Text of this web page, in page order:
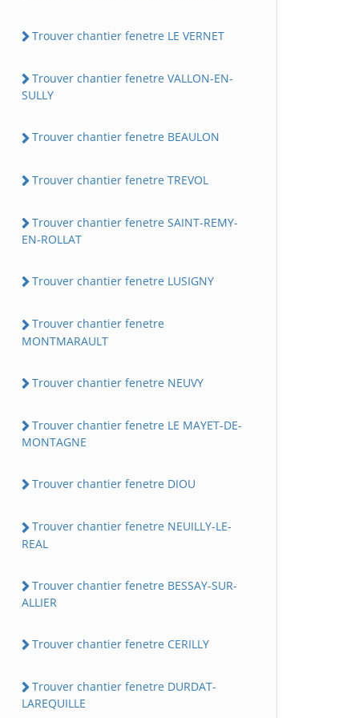
Trouver chantier fenetre LE VERNET
Trouver chantier fenetre VALLON-EN-
SULLY
Trouver chantier fenetre BEAULON
Trouver chantier fenetre TREVOL
Trouver chantier fenetre SAINT-REMY-
EN-ROLLAT
Trouver chantier fenetre LUSIGNY
Trouver chantier fenetre
MONTMARAULT
Trouver chantier fenetre NEUVY
Trouver chantier fenetre LE MAYET-DE-
MONTAGNE
Trouver chantier fenetre DIOU
Trouver chantier fenetre NEUILLY-LE-
REAL
Trouver chantier fenetre BESSAY-SUR-
ALLIER
Trouver chantier fenetre CERILLY
Trouver chantier fenetre DURDAT-
LAREQUILLE